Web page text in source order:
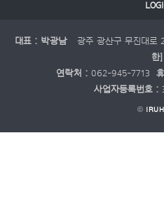
대표 : 박광남 광주 광산구 무진대로
한]
연락처 : 062-945-7713
사업자등록번호 :
©